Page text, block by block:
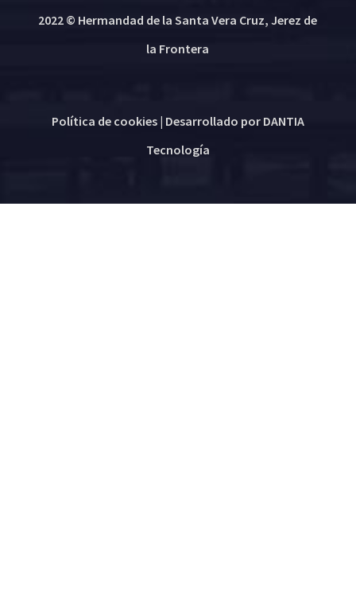
2022 © Hermandad de la Santa Vera Cruz, Jerez de
la Frontera
Política de cookies| Desarrollado por DANTIA
Tecnología